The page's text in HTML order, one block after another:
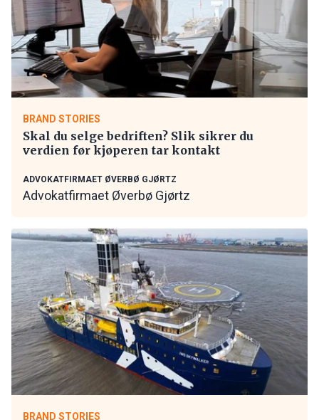
BRAND STORIES
Skal du selge bedriften? Slik sikrer du
verdien før kjøperen tar kontakt
ADVOKATFIRMAET ØVERBØ GJØRTZ
Advokatfirmaet Øverbø Gjørtz
BRAND STORIES